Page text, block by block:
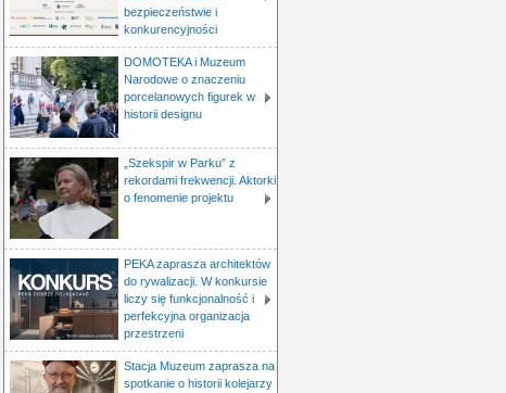
bezpieczeństwie i
konkurencyjności
DOMOTEKA i Muzeum
Narodowe o znaczeniu
porcelanowych figurek w
historii designu
„Szekspir w Parku” z
rekordami frekwencji. Aktorki
o fenomenie projektu
PEKA zaprasza architektów
do rywalizacji. W konkursie
liczy się funkcjonalność i
perfekcyjna organizacja
przestrzeni
Stacja Muzeum zaprasza na
spotkanie o historii kolejarzy